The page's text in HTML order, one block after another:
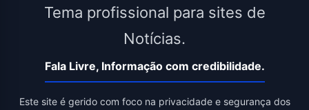
Tema profissional para sites de
Notícias.
Fala Livre, Informação com credibilidade.
Este site é gerido com foco na privacidade e segurança dos